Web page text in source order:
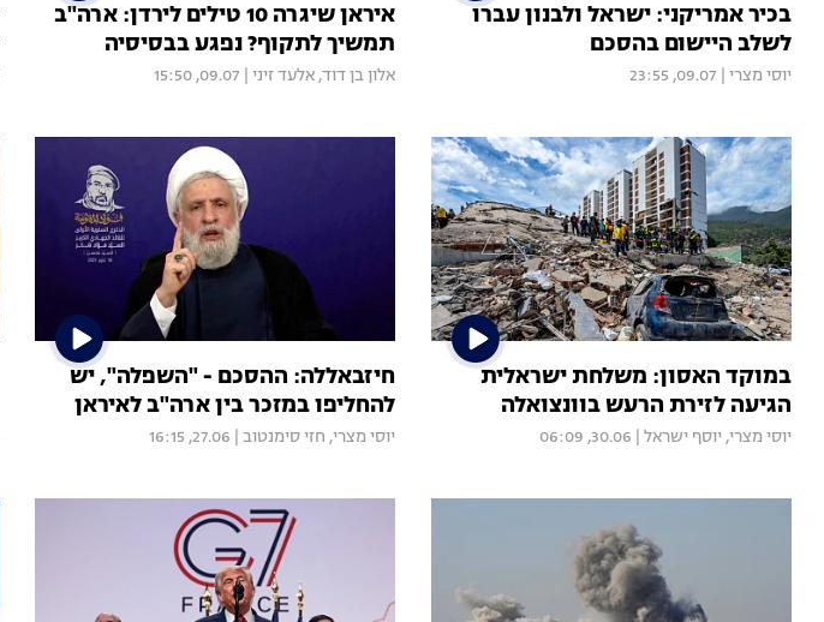
בכיר אמריקני: ישראל ולבנון עברו
לשלב היישום בהסכם
יוסי מצרי 09.07, 23:55
איראן שיגרה 10 טילים לירדן: ארה"ב
תמשיך לתקוף? נפגע בבסיסיה
אלון בן דוד, אלעד זיני 09.07, 15:50
במוקד האסון: משלחת ישראלית
הגיעה לזירת הרעש בוונצואלה
יוסי מצרי, יוסף ישראל 30.06, 06:09
חיזבאללה: ההסכם - "השפלה", יש
להחליפו במזכר בין ארה"ב לאיראן
יוסי מצרי, חזי סימנטוב 27.06, 16:15